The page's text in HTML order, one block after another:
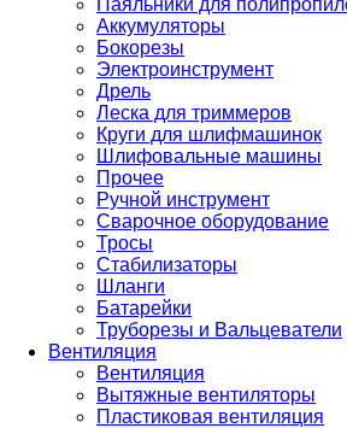
Паяльники для
Аккумуляторы
Бокорезы
Электроинструмент
Дрель
Леска для триммеров
Круги для шлифмашинок
Шлифовальные машины
Прочее
Ручной инструмент
Сварочное оборудование
Тросы
Стабилизаторы
Шланги
Батарейки
Труборезы и Вальцеватели
Вентиляция
Вентиляция
Вытяжные вентиляторы
Пластиковая вентиляция